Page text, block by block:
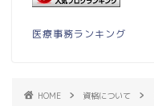
医療事務ランキング
HOME 資格について